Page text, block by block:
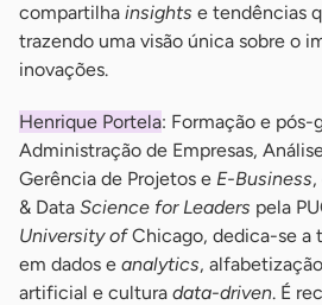
compartilha insights e tendências
trazendo uma visão única sobre o
inovações.
Henrique Portela: Formação e pós-
Administração de Empresas,
Gerência de Projetos e E-Business
& Data Science for Leaders pela
University ofChicago, dedica-se a
em dados e analytics,
artificial e cultura data-driven. É